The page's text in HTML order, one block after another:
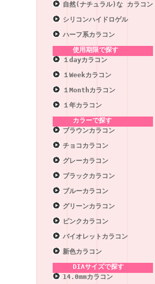
自然(ナチュラル)な カラコン
シリコンハイドロゲル
ハーフ系カラコン
使用期限で探す
１dayカラコン
１Weekカラコン
１Monthカラコン
１年カラコン
カラーで探す
ブラウンカラコン
チョコカラコン
グレーカラコン
ブラックカラコン
ブルーカラコン
グリーンカラコン
ピンクカラコン
バイオレットカラコン
新色カラコン
DIAサイズで探す
14.0mmカラコン